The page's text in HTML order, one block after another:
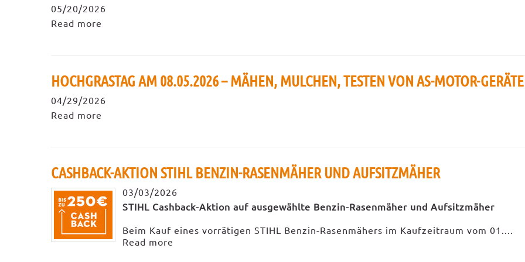
05/20/2026
Read more
HOCHGRASTAG AM 08.05.2026 – MÄHEN, MULCHEN, TESTEN VON AS-MOTOR-
04/29/2026
Read more
CASHBACK-AKTION STIHL BENZIN-RASENMÄHER UND AUFSITZMÄHER
03/03/2026
STIHL Cashback-Aktion auf ausgewählte Benzin-Rasenmäher und Aufsitzmäher
Beim Kauf eines vorrätigen STIHL Benzin-Rasenmähers im Kaufzeitraum vom 01....
Read more